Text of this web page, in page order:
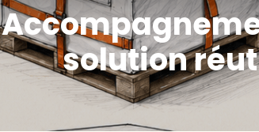
solution